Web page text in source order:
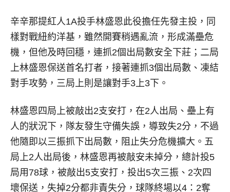
辛辛那提紅人1A投手林盛恩此役擔任先發主投，同
樣對戰紐約洋基，雖然開賽稍遇亂流，形成滿壘危
機，但他及時回穩，連抓2個出局數安全下莊；二局
上林盛恩保送首名打者，接著連抓3個出局數、凍結
對手攻勢，三局上則是讓對手3上3下。
林盛恩四局上被敲出2支安打，在2人出局、壘上有
人的狀況下，隊友發生守備失誤，導致失2分，不過
他隨即以三振抓下出局數，阻止失分危機擴大。五
局上2人出局後，林盛恩再被敲安未掉分，總計投5
局用78球，被敲出5支安打，投出5次三振、2次四
壞保送，失掉2分都非責失分，球隊終場以4：2奪